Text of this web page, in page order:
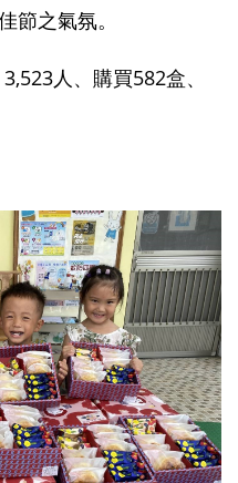
節之氣氛。
人、購買582盒、